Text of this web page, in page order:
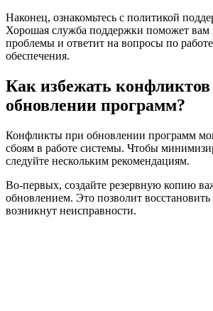
Наконец, ознакомьтесь с политикой
Хорошая служба поддержки поможет
проблемы и ответит на вопросы по
обеспечения.
Как избежать
обновлении программ?
Конфликты при обновлении программ
сбоям в работе системы. Чтобы
следуйте нескольким рекомендациям.
Во-первых, создайте резервную копию
обновлением. Это позволит восстановить
возникнут неисправности.